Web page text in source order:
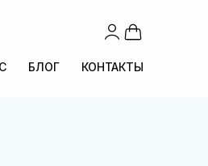
БЛОГ КОНТАКТЫ